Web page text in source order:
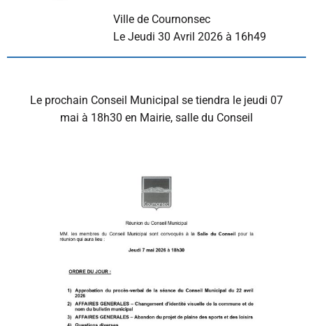
Ville de Cournonsec
Le Jeudi 30 Avril 2026 à 16h49
Le prochain Conseil Municipal se tiendra le jeudi 07
mai à 18h30 en Mairie, salle du Conseil